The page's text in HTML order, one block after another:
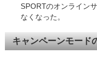
SPORTのオンライン
なくなった。
キャンペーンモード